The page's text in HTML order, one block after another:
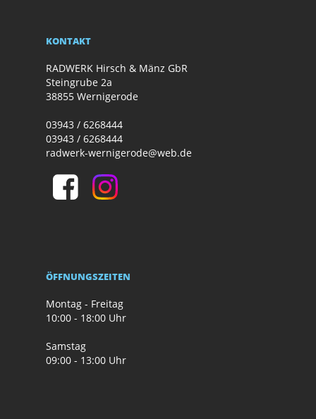
KONTAKT
RADWERK Hirsch & Mänz GbR
Steingrube 2a
38855 Wernigerode
03943 / 6268444
03943 / 6268444
radwerk-wernigerode@web.de
ÖFFNUNGSZEITEN
Montag - Freitag
10:00 - 18:00 Uhr
Samstag
09:00 - 13:00 Uhr